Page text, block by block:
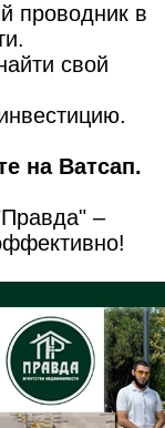
проводник в
свой
на Ватсап.
–